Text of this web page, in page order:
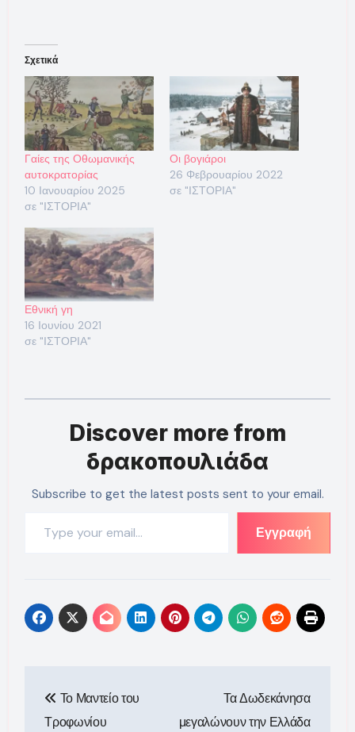
Σχετικά
Γαίες της Οθωμανικής
αυτοκρατορίας
10 Ιανουαρίου 2025
σε "ΙΣΤΟΡΙΑ"
Οι βογιάροι
26 Φεβρουαρίου 2022
σε "ΙΣΤΟΡΙΑ"
Εθνική γη
16 Ιουνίου 2021
σε "ΙΣΤΟΡΙΑ"
Discover more from
δρακοπουλιάδα
Subscribe to get the latest posts sent to your email.
Εγγραφή
άρθρων
Το Μαντείο του
Τροφωνίου
Τα Δωδεκάνησα
μεγαλώνουν την Ελλάδα